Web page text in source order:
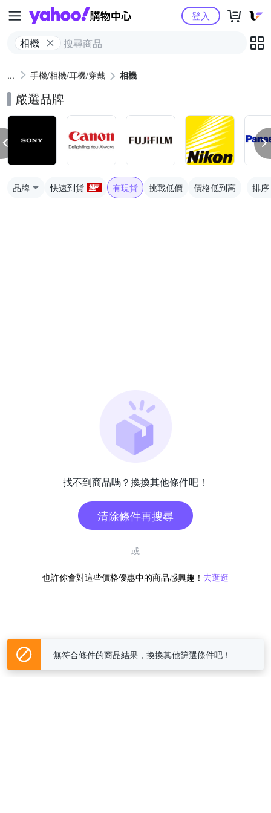
Yahoo購物中心
相機
登入
手機/相機/耳機/穿戴 相機
嚴選品牌
品牌 快速到貨 有現貨 挑戰低價 價格低到高 排序
找不到商品嗎？換換其他條件吧！
清除條件再搜尋
或
也許你會對這些價格優惠中的商品感興趣！ 去逛逛
無符合條件的商品結果，換換其他篩選條件吧！